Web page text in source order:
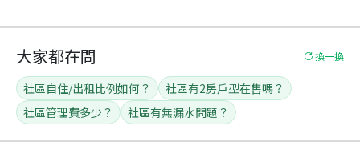
大家都在問 換一換
社區自住/出租比例如何？
社區有2房戶型在售嗎？
社區管理費多少？
社區有無漏水問題？